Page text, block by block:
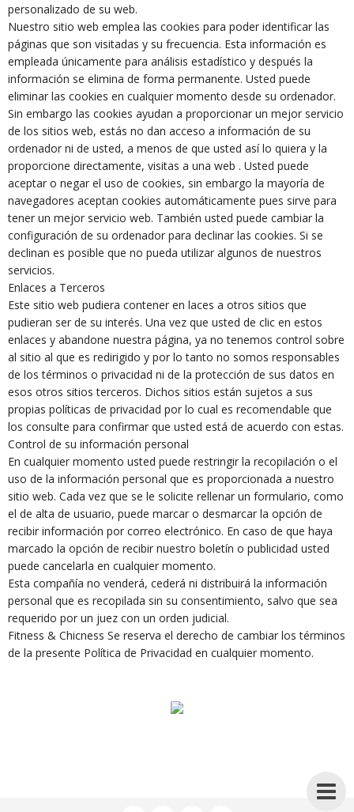
personalizado de su web.
Nuestro sitio web emplea las cookies para poder identificar las
páginas que son visitadas y su frecuencia. Esta información es
empleada únicamente para análisis estadístico y después la
información se elimina de forma permanente. Usted puede
eliminar las cookies en cualquier momento desde su ordenador.
Sin embargo las cookies ayudan a proporcionar un mejor servicio
de los sitios web, estás no dan acceso a información de su
ordenador ni de usted, a menos de que usted así lo quiera y la
proporcione directamente, visitas a una web . Usted puede
aceptar o negar el uso de cookies, sin embargo la mayoría de
navegadores aceptan cookies automáticamente pues sirve para
tener un mejor servicio web. También usted puede cambiar la
configuración de su ordenador para declinar las cookies. Si se
declinan es posible que no pueda utilizar algunos de nuestros
servicios.
Enlaces a Terceros
Este sitio web pudiera contener en laces a otros sitios que
pudieran ser de su interés. Una vez que usted de clic en estos
enlaces y abandone nuestra página, ya no tenemos control sobre
al sitio al que es redirigido y por lo tanto no somos responsables
de los términos o privacidad ni de la protección de sus datos en
esos otros sitios terceros. Dichos sitios están sujetos a sus
propias políticas de privacidad por lo cual es recomendable que
los consulte para confirmar que usted está de acuerdo con estas.
Control de su información personal
En cualquier momento usted puede restringir la recopilación o el
uso de la información personal que es proporcionada a nuestro
sitio web. Cada vez que se le solicite rellenar un formulario, como
el de alta de usuario, puede marcar o desmarcar la opción de
recibir información por correo electrónico. En caso de que haya
marcado la opción de recibir nuestro boletín o publicidad usted
puede cancelarla en cualquier momento.
Esta compañía no venderá, cederá ni distribuirá la información
personal que es recopilada sin su consentimiento, salvo que sea
requerido por un juez con un orden judicial.
Fitness & Chicness Se reserva el derecho de cambiar los términos
de la presente Política de Privacidad en cualquier momento.